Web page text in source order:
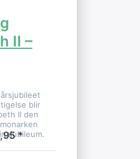
II –
blir
II den
*